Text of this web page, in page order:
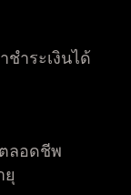
ชำระเงินได้
ลอดชีพ
ยุ